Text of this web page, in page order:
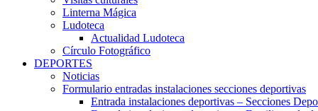
Linterna Mágica
Ludoteca
Actualidad Ludoteca
Círculo Fotográfico
DEPORTES
Noticias
Formulario entradas instalaciones secciones deportivas
Entrada instalaciones deportivas – Secciones